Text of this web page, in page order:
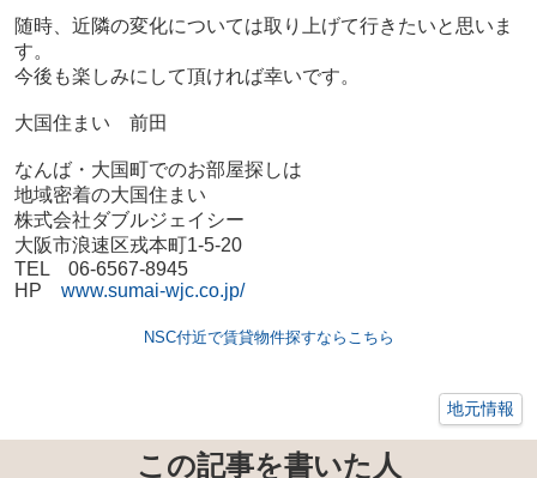
随時、近隣の変化については取り上げて行きたいと思いま
す。
今後も楽しみにして頂ければ幸いです。
大国住まい 前田
なんば・大国町でのお部屋探しは
地域密着の大国住まい
株式会社ダブルジェイシー
大阪市浪速区戎本町1-5-20
TEL 06-6567-8945
HP www.sumai-wjc.co.jp/
NSC付近で賃貸物件探すならこちら
地元情報
この記事を書いた人